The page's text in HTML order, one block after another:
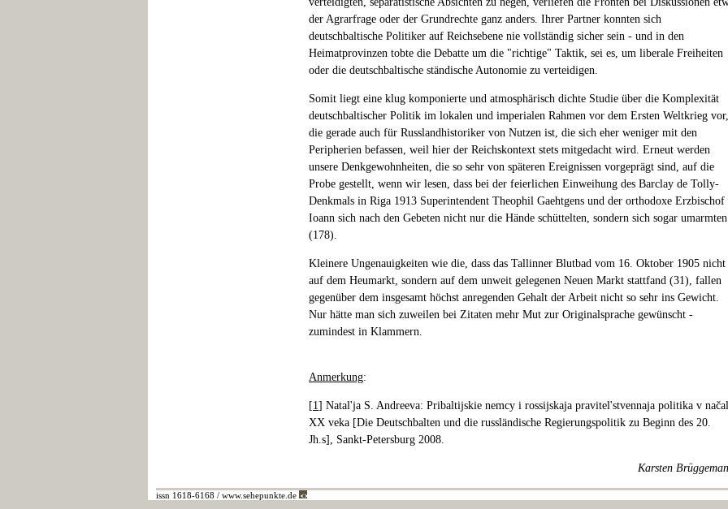
der Agrarfrage oder der Grundrechte ganz anders. Ihrer Partner konnten sich
deutschbaltische Politiker auf Reichsebene nie vollständig sicher sein - und in den
Heimatprovinzen tobte die Debatte um die "richtige" Taktik, sei es, um liberale Freiheiten
oder die deutschbaltische ständische Autonomie zu verteidigen.
Somit liegt eine klug komponierte und atmosphärisch dichte Studie über die Komplexität
deutschbaltischer Politik im lokalen und imperialen Rahmen vor dem Ersten Weltkrieg vor,
die gerade auch für Russlandhistoriker von Nutzen ist, die sich eher weniger mit den
Peripherien befassen, weil hier der Reichskontext stets mitgedacht wird. Erneut werden
unsere Denkgewohnheiten, die so sehr von späteren Ereignissen vorgeprägt sind, auf die
Probe gestellt, wenn wir lesen, dass bei der feierlichen Einweihung des Barclay de Tolly-
Denkmals in Riga 1913 Superintendent Theophil Gaehtgens und der orthodoxe Erzbischof
Ioann sich nach den Gebeten nicht nur die Hände schüttelten, sondern sich sogar umarmten
(178).
Kleinere Ungenauigkeiten wie die, dass das Tallinner Blutbad vom 16. Oktober 1905 nicht
auf dem Heumarkt, sondern auf dem unweit gelegenen Neuen Markt stattfand (31), fallen
gegenüber dem insgesamt höchst anregenden Gehalt der Arbeit nicht so sehr ins Gewicht.
Nur hätte man sich zuweilen bei Zitaten mehr Mut zur Originalsprache gewünscht -
zumindest in Klammern.
Anmerkung:
[1] Natal'ja S. Andreeva: Pribaltijskie nemcy i rossijskaja pravitel'stvennaja politika v
XX veka [Die Deutschbalten und die russländische Regierungspolitik zu Beginn des 20.
Jh.s], Sankt-Petersburg 2008.
Karsten
issn 1618-6168 / www.sehepunkte.de